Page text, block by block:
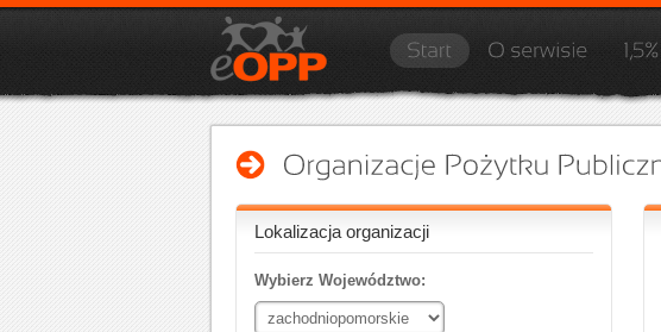
Lokalizacja organizacji
Wybierz Województwo: